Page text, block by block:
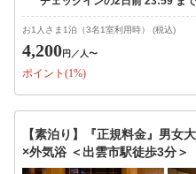
お1人さま1泊（3名1室利用時） (税込)
4,200円 ／人〜
ポイント(1%)
【素泊り】『正規料金』男女
×外気浴 ＜出雲市駅徒歩3分＞